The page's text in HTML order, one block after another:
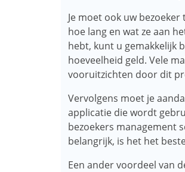
Je moet ook uw
hoe lang en wat ze aan
hebt, kunt u gemakkelijk
hoeveelheid geld. Vele
vooruitzichten door dit
Vervolgens moet je
applicatie die wordt
bezoekers management
belangrijk, is het het
Een ander voordeel van